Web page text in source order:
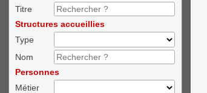
Titre
Structures accueillies
Type
Nom
Personnes
Métier